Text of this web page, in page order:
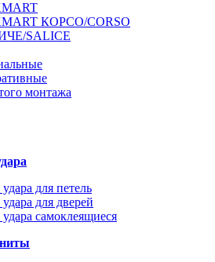
КОРСО/CORSO
SALICE
монтажа
для петель
для дверей
самоклеящиеся